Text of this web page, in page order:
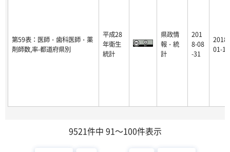
第59表：医師・歯科医師・薬
剤師数,率-都道府県別
平成28
年衛生
統計
県政情
報・統
計
201
8-08
-31
2018-
01-16
9521件中 91～100件表示